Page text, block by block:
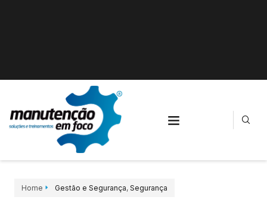
Home Gestão e Segurança, Segurança